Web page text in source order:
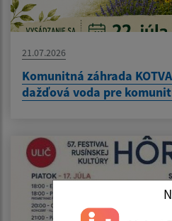
21.07.2026
Komunitná záhrada
dažďová voda pre